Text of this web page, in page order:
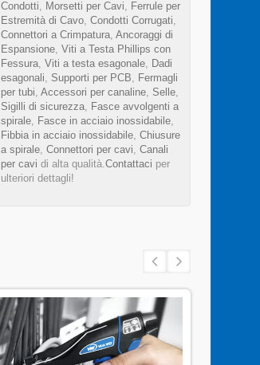
Condotti, Morsetti per Cavi, Ferrule per
Estremità di Cavo, Condotti Corrugati,
Connettori a Crimpatura, Ancoraggi di
Espansione, Viti a Testa Phillips con
Fessura, Viti a testa esagonale, Dadi
esagonali, Supporti per PCB, Fermagli
per tubi, Accessori per canaline, Selle,
Sigilli di sicurezza, Fasce avvolgenti a
spirale, Fasce in acciaio inossidabile,
Fibbia in acciaio inossidabile, Chiusure
a spirale, Connettori per cavi, Canali
per cavi di alta qualità.Contattaci per
ulteriori dettagli!